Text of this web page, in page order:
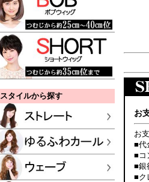
スタイルから探す
お
お
■代
■コ
■銀
■ク